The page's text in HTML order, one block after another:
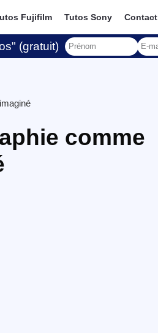
Fujifilm Tutos Sony Contact
(gratuit)
comme